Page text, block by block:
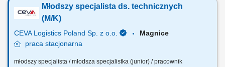
przeglądów, konserwacji oraz prac remontowych. Analiza przyczyn
usterek i wdrażanie działań zapobiegających ich ponownemu
Młodszy specjalista ds. technicznych
(M/K)
CEVA Logistics Poland Sp. z o.o.
Magnice
praca stacjonarna
młodszy specjalista / młodsza specjalistka (junior) / pracownik